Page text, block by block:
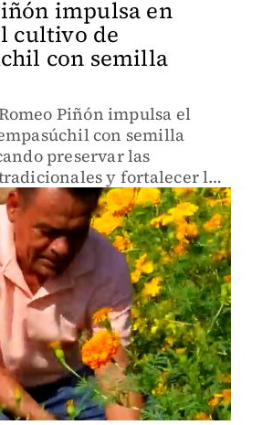
impulsa en
cultivo de
con semilla
Piñón impulsa el
con semilla
preservar las
y fortalecer la
mediante la producción
el rescate de prácticas